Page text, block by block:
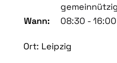
Wann:
08:30 - 16:00
Ort: Leipzig